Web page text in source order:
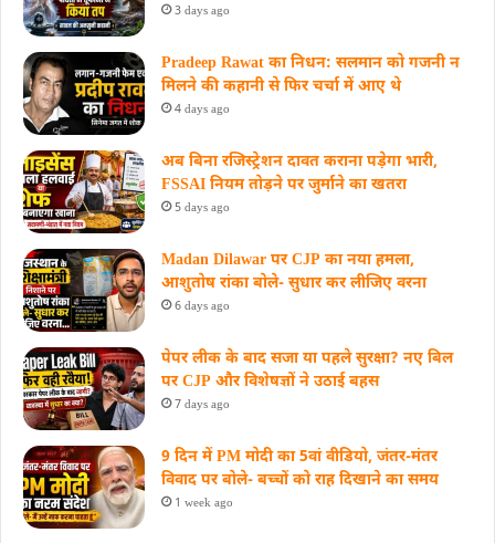
3 days ago
Pradeep Rawat का निधन: सलमान को गजनी न
मिलने की कहानी से फिर चर्चा में आए थे
4 days ago
अब बिना रजिस्ट्रेशन दावत कराना पड़ेगा भारी,
FSSAI नियम तोड़ने पर जुर्माने का खतरा
5 days ago
Madan Dilawar पर CJP का नया हमला,
आशुतोष रांका बोले- सुधार कर लीजिए वरना
6 days ago
पेपर लीक के बाद सजा या पहले सुरक्षा? नए बिल
पर CJP और विशेषज्ञों ने उठाई बहस
7 days ago
9 दिन में PM मोदी का 5वां वीडियो, जंतर-मंतर
विवाद पर बोले- बच्चों को राह दिखाने का समय
1 week ago